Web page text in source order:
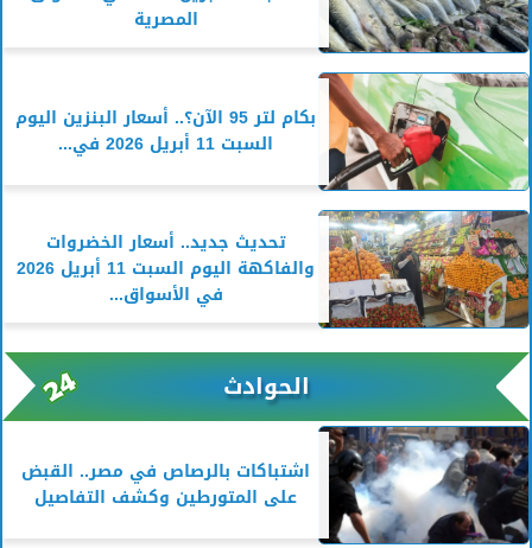
المصرية
بكام لتر 95 الآن؟.. أسعار البنزين اليوم
السبت 11 أبريل 2026 في...
تحديث جديد.. أسعار الخضروات
والفاكهة اليوم السبت 11 أبريل 2026
في الأسواق...
الحوادث
اشتباكات بالرصاص في مصر.. القبض
على المتورطين وكشف التفاصيل